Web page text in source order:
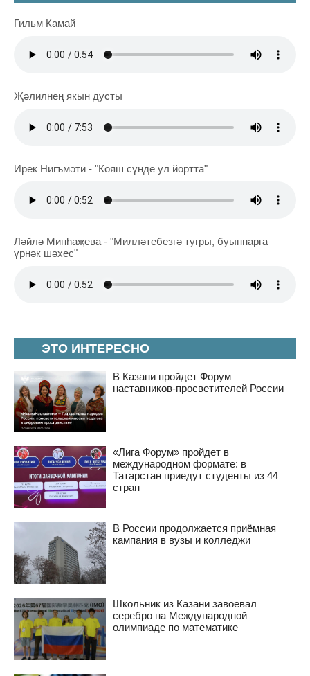
ЭТО ИНТЕРЕСНО
В Казани пройдет Форум
наставников-просветителей России
«Лига Форум» пройдет в
международном формате: в
Татарстан приедут студенты из 44
стран
В России продолжается приёмная
кампания в вузы и колледжи
Школьник из Казани завоевал
серебро на Международной
олимпиаде по математике
Гильм Камай
Җәлилнең якын дусты
Ирек Нигъмәти - "Кояш сүнде ул йортта"
Ләйлә Минһаҗева - "Милләтебезгә тугры, буыннарга
үрнәк шәхес"